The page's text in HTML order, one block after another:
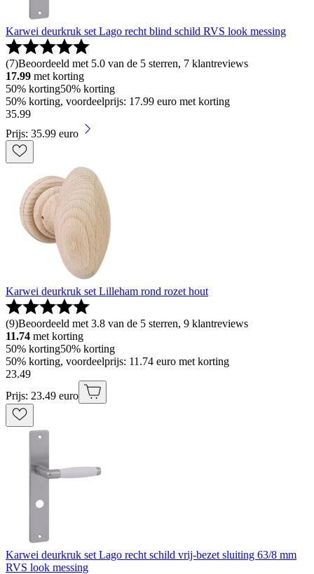
Karwei deurkruk set Lago recht blind schild RVS look messing
(7)Beoordeeld met 5.0 van de 5 sterren, 7 klantreviews
17.99 met korting
50% korting50% korting
50% korting, voordeelprijs: 17.99 euro met korting
35.99
Prijs: 35.99 euro
Karwei deurkruk set Lilleham rond rozet hout
(9)Beoordeeld met 3.8 van de 5 sterren, 9 klantreviews
11.74 met korting
50% korting50% korting
50% korting, voordeelprijs: 11.74 euro met korting
23.49
Prijs: 23.49 euro
Karwei deurkruk set Lago recht schild vrij-bezet sluiting 63/8 mm
RVS look messing